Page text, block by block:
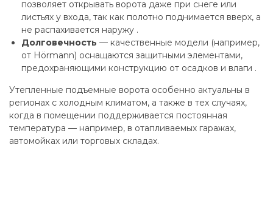
позволяет открывать ворота даже при снеге или
листьях у входа, так как полотно поднимается вверх, а
не распахивается наружу .
Долговечность — качественные модели (например,
от Hörmann) оснащаются защитными элементами,
предохраняющими конструкцию от осадков и влаги .
Утепленные подъемные ворота особенно актуальны в
регионах с холодным климатом, а также в тех случаях,
когда в помещении поддерживается постоянная
температура — например, в отапливаемых гаражах,
автомойках или торговых складах.